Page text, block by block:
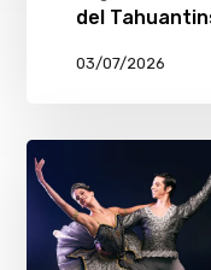
del
03/07/2026